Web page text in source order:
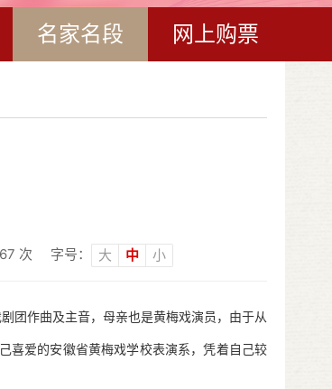
名家名段 网上购票
次 字号： 大 中 小
团作曲及主音，母亲也是黄梅戏演员，由于从
喜爱的安徽省黄梅戏学校表演系，凭着自己较